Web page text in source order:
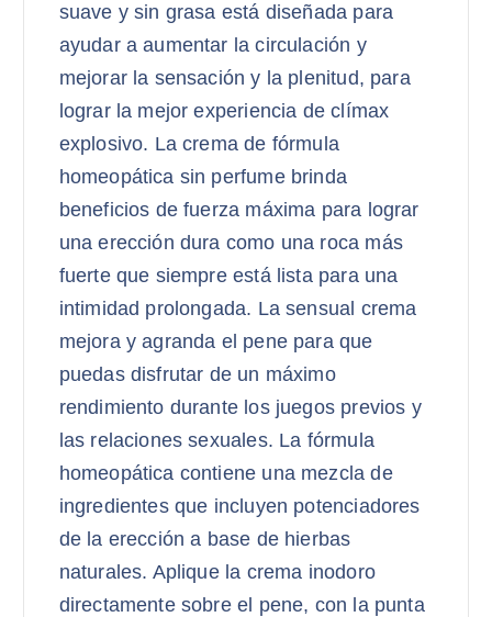
suave y sin grasa está diseñada para
ayudar a aumentar la circulación y
mejorar la sensación y la plenitud, para
lograr la mejor experiencia de clímax
explosivo. La crema de fórmula
homeopática sin perfume brinda
beneficios de fuerza máxima para lograr
una erección dura como una roca más
fuerte que siempre está lista para una
intimidad prolongada. La sensual crema
mejora y agranda el pene para que
puedas disfrutar de un máximo
rendimiento durante los juegos previos y
las relaciones sexuales. La fórmula
homeopática contiene una mezcla de
ingredientes que incluyen potenciadores
de la erección a base de hierbas
naturales. Aplique la crema inodoro
directamente sobre el pene, con la punta